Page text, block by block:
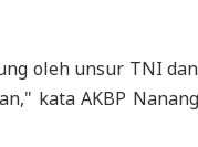
oleh unsur TNI
kata AKBP